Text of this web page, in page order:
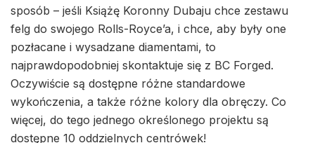
sposób – jeśli Książę Koronny Dubaju chce zestawu
felg do swojego Rolls-Royce’a, i chce, aby były one
pozłacane i wysadzane diamentami, to
najprawdopodobniej skontaktuje się z BC Forged.
Oczywiście są dostępne różne standardowe
wykończenia, a także różne kolory dla obręczy. Co
więcej, do tego jednego określonego projektu są
dostępne 10 oddzielnych centrówek!